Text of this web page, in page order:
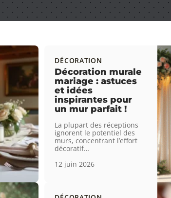
DÉCORATION
Décoration murale
mariage : astuces
et idées
inspirantes pour
un mur parfait !
La plupart des réceptions
ignorent le potentiel des
murs, concentrant l’effort
décoratif…
12 juin 2026